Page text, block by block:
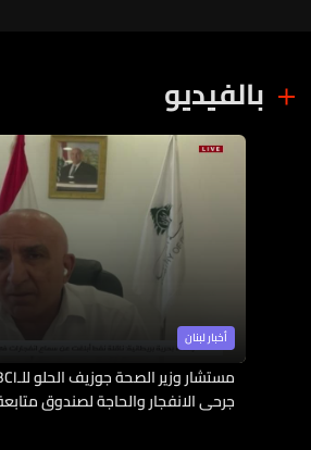
بالفيديو
أخبار لبنان
جرحى الانفجار والحاجة لصندوق